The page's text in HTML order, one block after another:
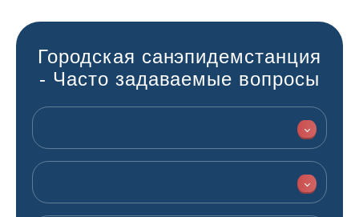
Городская санэпидемстанция
- Часто задаваемые вопросы